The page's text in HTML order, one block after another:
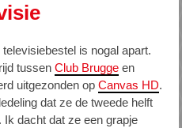
is nogal apart.
tussen Club Brugge en
uitgezonden op Canvas HD.
dat ze de tweede helft
Ik dacht dat ze een grapje